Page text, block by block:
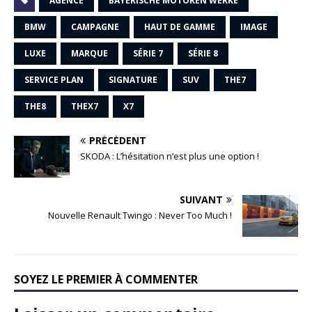
BMW CAMPAGNE HAUT DE GAMME IMAGE
LUXE MARQUE SÉRIE 7 SÉRIE 8
SERVICE PLAN SIGNATURE SUV THE7
THE8 THEX7 X7
PRÉCÉDENT
SKODA : L’hésitation n’est plus une option !
SUIVANT
Nouvelle Renault Twingo : Never Too Much !
SOYEZ LE PREMIER À COMMENTER